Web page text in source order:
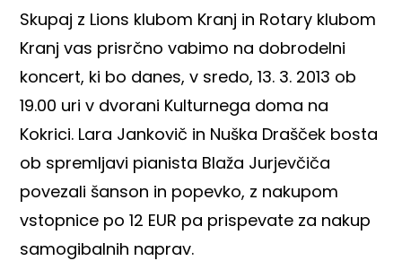
Skupaj z Lions klubom Kranj in Rotary klubom
Kranj vas prisrčno vabimo na dobrodelni
koncert, ki bo danes, v sredo, 13. 3. 2013 ob
19.00 uri v dvorani Kulturnega doma na
Kokrici. Lara Jankovič in Nuška Drašček bosta
ob spremljavi pianista Blaža Jurjevčiča
povezali šanson in popevko, z nakupom
vstopnice po 12 EUR pa prispevate za nakup
samogibalnih naprav.